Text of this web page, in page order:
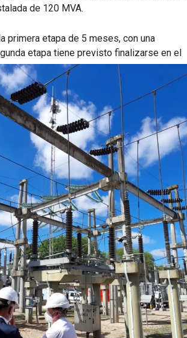
de 120 MVA.
primera etapa de 5 meses, con una
etapa tiene previsto finalizarse en el